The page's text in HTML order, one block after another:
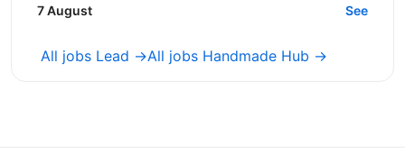
software product is revolutionising manufacturing...
7 August See
All jobs Lead →All jobs Handmade Hub →